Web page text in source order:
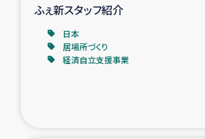
ふぇ新スタッフ紹介
日本
居場所づくり
経済自立支援事業